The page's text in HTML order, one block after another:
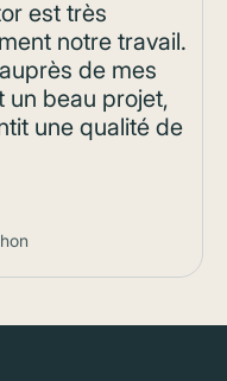
est très
notre travail.
de mes
un beau projet,
une qualité de